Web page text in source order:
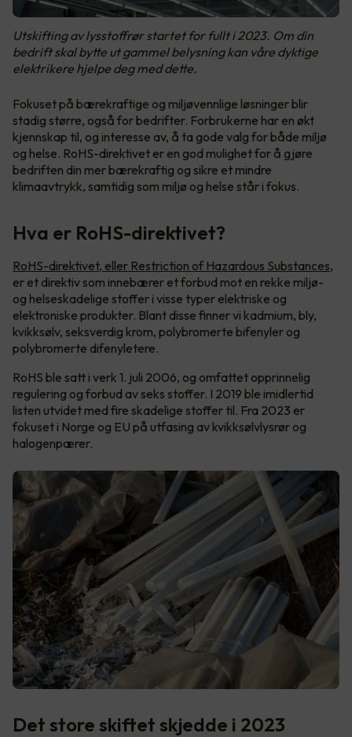
Utskifting av lysstoffrør startet for fullt i 2023. Om din
bedrift skal bytte ut gammel belysning kan våre dyktige
elektrikere hjelpe deg med dette.
Fokuset på bærekraftige og miljøvennlige løsninger blir
stadig større, også for bedrifter. Forbrukerne har en økt
kjennskap til, og interesse av, å ta gode valg for både miljø
og helse. RoHS-direktivet er en god mulighet for å gjøre
bedriften din mer bærekraftig og sikre et mindre
klimaavtrykk, samtidig som miljø og helse står i fokus.
Hva er RoHS-direktivet?
RoHS-direktivet, eller Restriction of Hazardous Substances,
er et direktiv som innebærer et forbud mot en rekke miljø-
og helseskadelige stoffer i visse typer elektriske og
elektroniske produkter. Blant disse finner vi kadmium, bly,
kvikksølv, seksverdig krom, polybromerte bifenyler og
polybromerte difenyletere.
RoHS ble satt i verk 1. juli 2006, og omfattet opprinnelig
regulering og forbud av seks stoffer. I 2019 ble imidlertid
listen utvidet med fire skadelige stoffer til. Fra 2023 er
fokuset i Norge og EU på utfasing av kvikksølvlysrør og
halogenpærer.
Det store skiftet skjedde i 2023